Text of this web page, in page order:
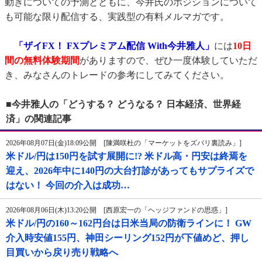
も可能な限り配信する、実践型の有料メルマガです。
「ザイFX！ FXプレミアム配信 With今井雅人」 には10日
間の無料体験期間がありますので、ぜひ一度体験していただ
き、みなさんのトレードの参考にしてみてください。
■今井雅人の「どうする？ どうなる？ 日本経済、世界経
済」の関連記事
2026年08月07日(金)18:09公開 [陳満咲杜の「マーケットをズバリ裏読み」]
米ドル/円は150円を試す展開に!? 米ドル高・円安は終焉を
迎え、2026年中に140円の大台打診があってもサプライズで
はない！ 今回の介入は成功…
2026年08月06日(木)13:20公開 [西原宏一の「ヘッジファンドの思惑」]
米ドル/円の160～162円台は日米当局の防衛ラインに！ GW
介入時安値155円、神田シーリング152円が下値めど、押し
目買いから戻り売り戦略へ